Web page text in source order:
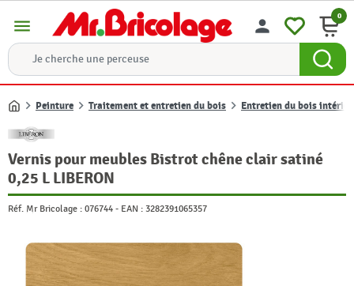
menu person 0
Accueil
Peinture Traitement et entretien du bois Entretien du bois
Vernis pour meubles Bistrot chêne clair satiné
0,25 L LIBERON
Réf. Mr Bricolage : 076744 - EAN : 3282391065357